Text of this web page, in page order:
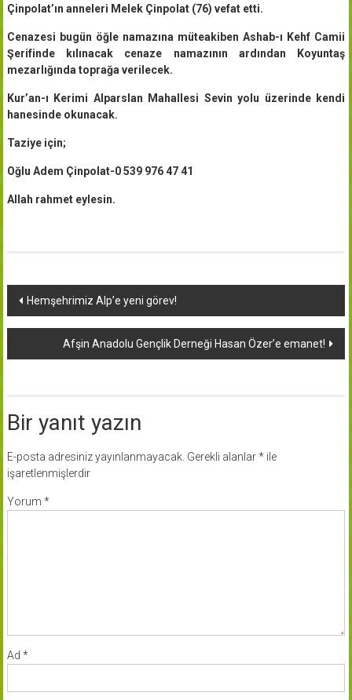
Çinpolat’ın anneleri Melek Çinpolat (76) vefat etti.
Cenazesi bugün öğle namazına müteakiben Ashab-ı Kehf Camii
Şerifinde kılınacak cenaze namazının ardından Koyuntaş
mezarlığında toprağa verilecek.
Kur’an-ı Kerimi Alparslan Mahallesi Sevin yolu üzerinde kendi
hanesinde okunacak.
Taziye için;
Oğlu Adem Çinpolat-0 539 976 47 41
Allah rahmet eylesin.
Yazı
dolaşımı
Hemşehrimiz Alp’e yeni görev!
Afşin Anadolu Gençlik Derneği Hasan Özer’e emanet!
Bir yanıt yazın
E-posta adresiniz yayınlanmayacak. Gerekli alanlar*ile
işaretlenmişlerdir
Yorum *
Ad *